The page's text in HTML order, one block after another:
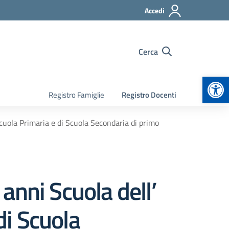
Accedi
Cerca
Registro Famiglie Registro Docenti
Primaria e di Scuola Secondaria di primo
Scuola dell’
Scuola